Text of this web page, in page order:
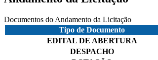
Documentos do Andamento da Licitação
Tipo de Documento
EDITAL DE ABERTURA
DESPACHO